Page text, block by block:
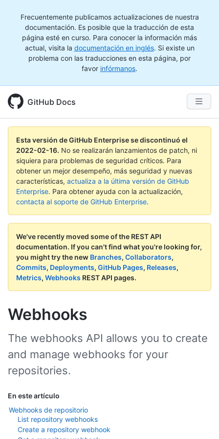
Frecuentemente publicamos actualizaciones de nuestra
documentación. Es posible que la traducción de esta
página esté en curso. Para conocer la información más
actual, visita la documentación en inglés. Si existe un
problema con las traducciones en esta página, por
favor infórmanos.
GitHub Docs
Esta versión de GitHub Enterprise se discontinuó el
2022-02-16. No se realizarán lanzamientos de patch, ni
siquiera para problemas de seguridad críticos. Para
obtener un mejor desempeño, más seguridad y nuevas
características, actualiza a la última versión de GitHub
Enterprise. Para obtener ayuda con la actualización,
contacta al soporte de GitHub Enterprise.
We've recently moved some of the REST API
documentation. If you can't find what you're looking for,
you might try the new Branches, Collaborators,
Commits, Deployments, GitHub Pages, Releases,
Metrics, Webhooks REST API pages.
Webhooks
En este artículo
Webhooks de repositorio
List repository webhooks
Create a repository webhook
The webhooks API allows you to create
and manage webhooks for your
repositories.